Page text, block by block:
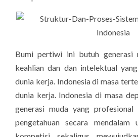
Bumi pertiwi ini butuh generasi
keahlian dan dan intelektual
dunia kerja. Indonesia di masa
dunia kerja. Indonesia di masa
generasi muda yang profesional
pengetahuan secara mendalam